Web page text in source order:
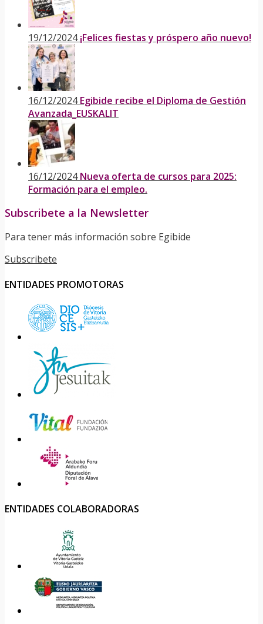
19/12/2024 ¡Felices fiestas y próspero año nuevo!
16/12/2024 Egibide recibe el Diploma de Gestión
Avanzada_EUSKALIT
16/12/2024 Nueva oferta de cursos para 2025:
Formación para el empleo.
Subscribete a la Newsletter
Para tener más información sobre Egibide
Subscribete
ENTIDADES PROMOTORAS
ENTIDADES COLABORADORAS